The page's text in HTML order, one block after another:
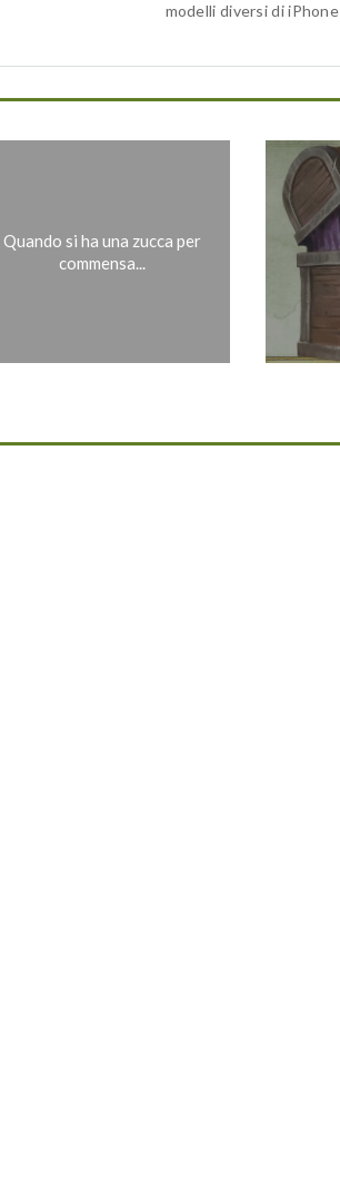
modelli diversi di iPhone
Quando si ha una zucca per
commensa...